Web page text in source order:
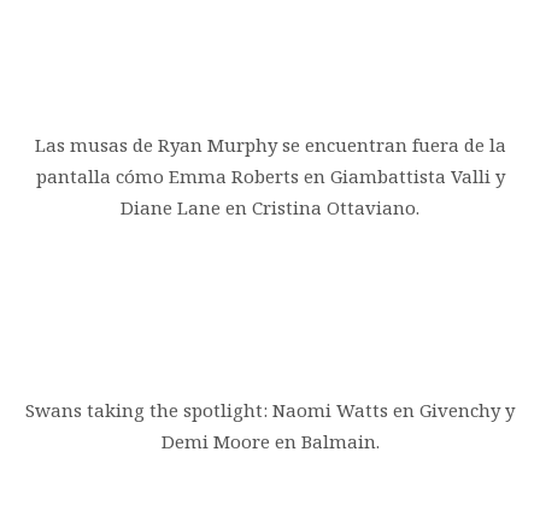
Las musas de Ryan Murphy se encuentran fuera de la
pantalla cómo Emma Roberts en Giambattista Valli y
Diane Lane en Cristina Ottaviano.
Swans taking the spotlight: Naomi Watts en Givenchy y
Demi Moore en Balmain.